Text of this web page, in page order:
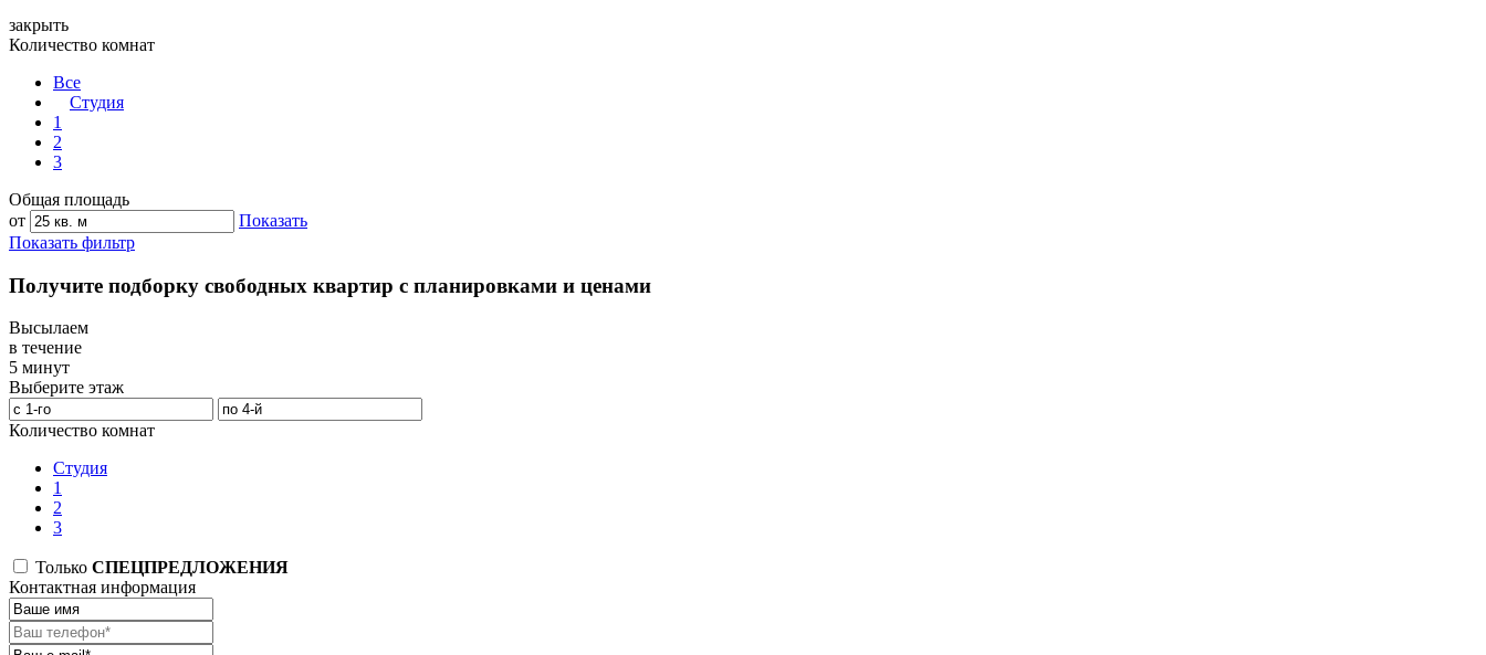
закрыть
Количество комнат
Все
Студия
1
2
3
Общая площадь
от
Показать
Показать фильтр
Получите подборку свободных квартир с планировками и ценами
Высылаем
в течение
5 минут
Выберите этаж
Количество комнат
Студия
1
2
3
Только СПЕЦПРЕДЛОЖЕНИЯ
Контактная информация